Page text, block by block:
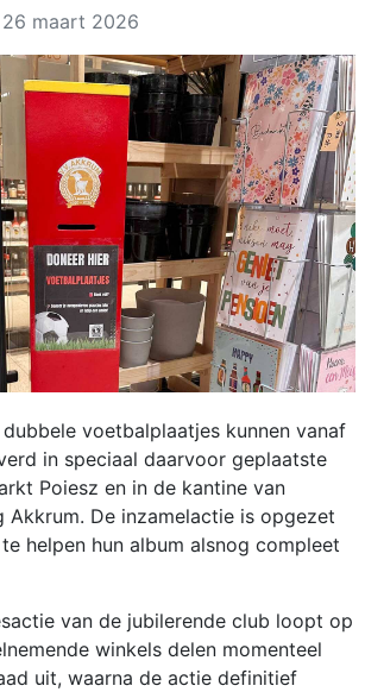
maart 2026
voetbalplaatjes kunnen vanaf
in speciaal daarvoor geplaatste
Poiesz en in de kantine van
Akkrum. De inzamelactie is opgezet
helpen hun album alsnog compleet
van de jubilerende club loopt op
winkels delen momenteel
uit, waarna de actie definitief